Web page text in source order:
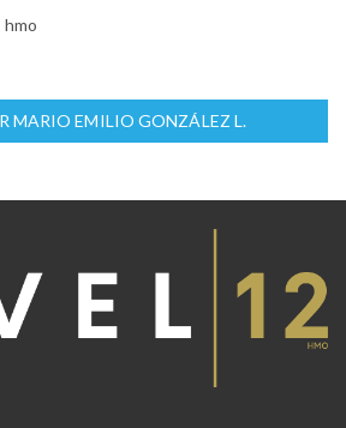
hmo
MARIO EMILIO GONZÁLEZ L.